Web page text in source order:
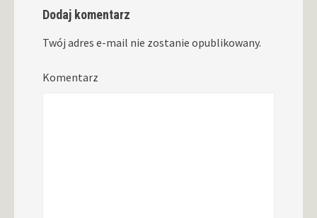
Dodaj komentarz
Twój adres e-mail nie zostanie opublikowany.
Komentarz